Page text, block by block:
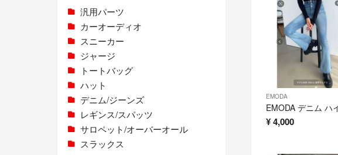
EMODA
¥4,000
汎用パーツ
カーオーディオ
スニーカー
ジャージ
トートバッグ
ハット
デニム/ジーンズ
レギンス/スパッツ
サロペット/オーバーオール
スラックス